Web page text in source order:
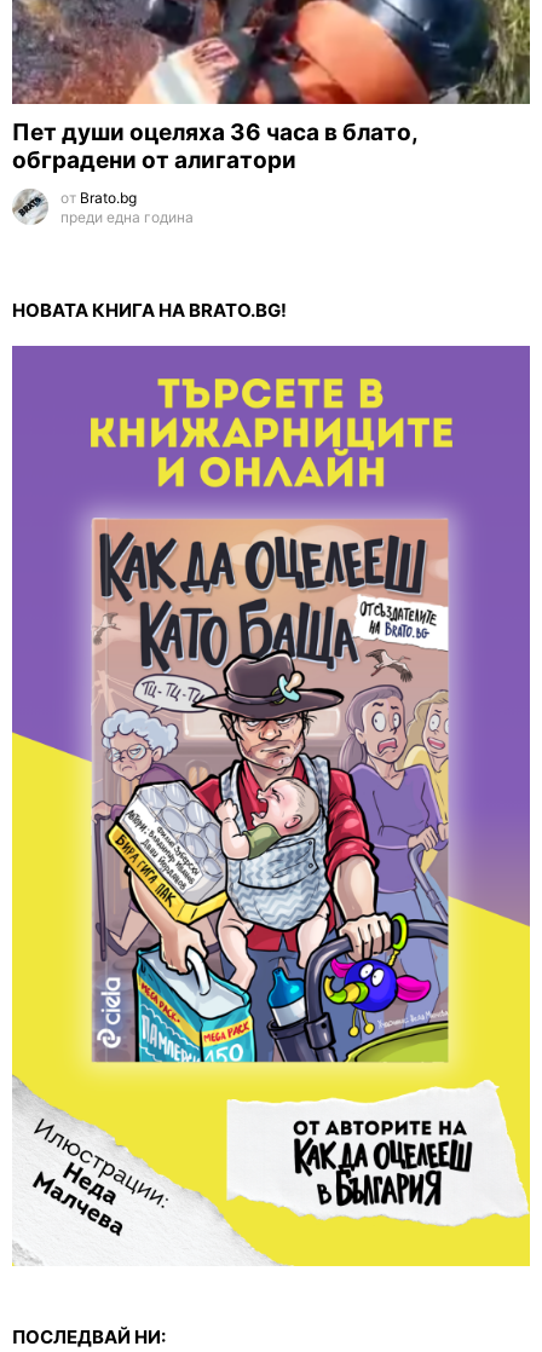
Пет души оцеляха 36 часа в блато,
обградени от алигатори
от Brato.bg
преди една година
НОВАТА КНИГА НА BRATO.BG!
ПОСЛЕДВАЙ НИ: